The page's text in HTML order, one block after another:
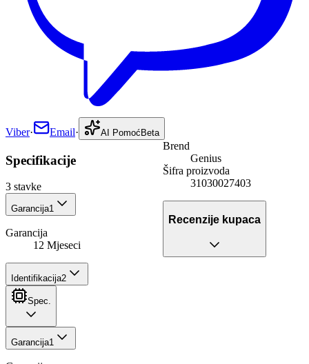
Viber· Email· AI Pomoć Beta
Specifikacije
3 stavke
Garancija1
Garancija
12 Mjeseci
Identifikacija2
Brend
Genius
Šifra proizvoda
31030027403
Recenzije kupaca
Spec.
Garancija1